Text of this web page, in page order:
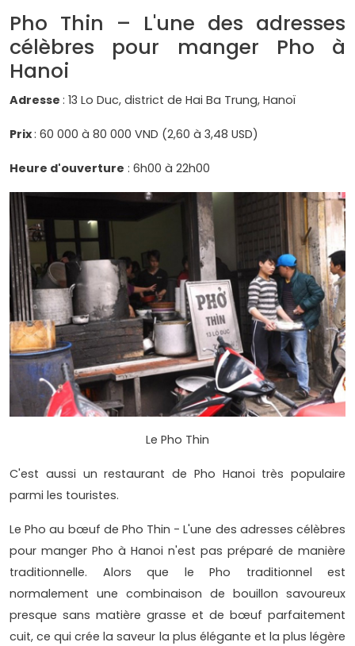
Pho Thin – L'une des adresses
célèbres pour manger Pho à
Hanoi
Adresse : 13 Lo Duc, district de Hai Ba Trung, Hanoï
Prix: 60 000 à 80 000 VND (2,60 à 3,48 USD)
Heure d'ouverture : 6h00 à 22h00
Le Pho Thin
C'est aussi un restaurant de Pho Hanoi très populaire
parmi les touristes.
Le Pho au bœuf de Pho Thin - L'une des adresses célèbres
pour manger Pho à Hanoi n'est pas préparé de manière
traditionnelle. Alors que le Pho traditionnel est
normalement une combinaison de bouillon savoureux
presque sans matière grasse et de bœuf parfaitement
cuit, ce qui crée la saveur la plus élégante et la plus légère